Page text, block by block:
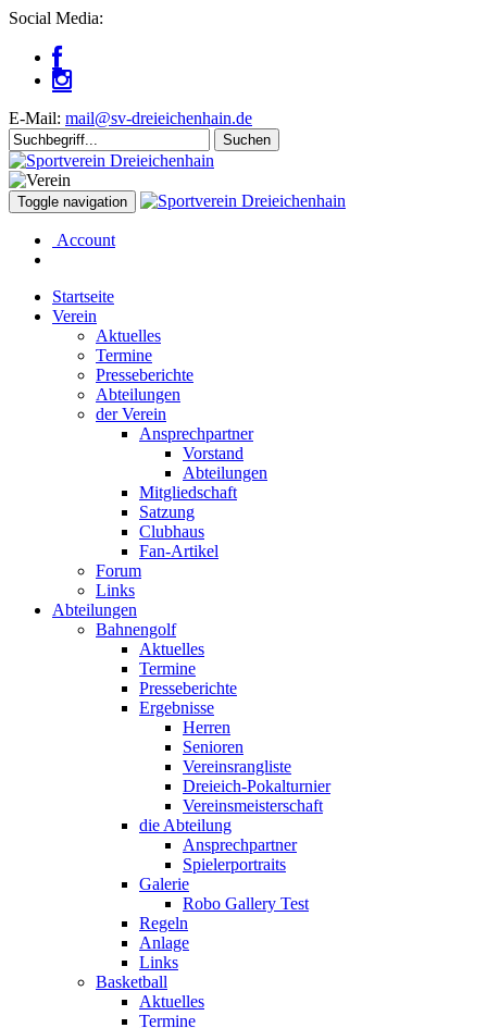
Social Media:
E-Mail: mail@sv-dreieichenhain.de
Toggle navigation
Account
Startseite
Verein
Aktuelles
Termine
Presseberichte
Abteilungen
der Verein
Ansprechpartner
Vorstand
Abteilungen
Mitgliedschaft
Satzung
Clubhaus
Fan-Artikel
Forum
Links
Abteilungen
Bahnengolf
Aktuelles
Termine
Presseberichte
Ergebnisse
Herren
Senioren
Vereinsrangliste
Dreieich-Pokalturnier
Vereinsmeisterschaft
die Abteilung
Ansprechpartner
Spielerportraits
Galerie
Robo Gallery Test
Regeln
Anlage
Links
Basketball
Aktuelles
Termine